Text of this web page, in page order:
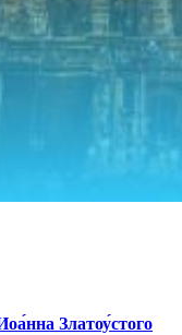
Златоу́стого